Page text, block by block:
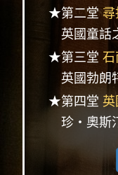
★第二堂尋
英國童話
★第三堂 石
英國勃朗
★第四堂 英
珍‧奧斯